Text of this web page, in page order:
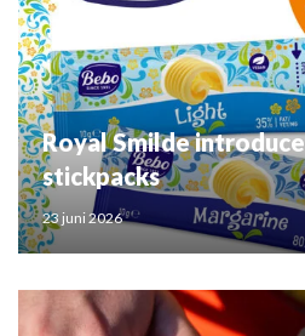
Royal Smilde
stickpacks
23 juni 2026